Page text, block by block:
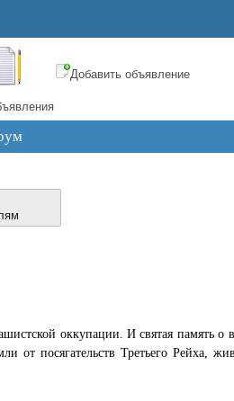
Добавить объявление
оккупации. И святая память
от посягательств Третьего Рейха,